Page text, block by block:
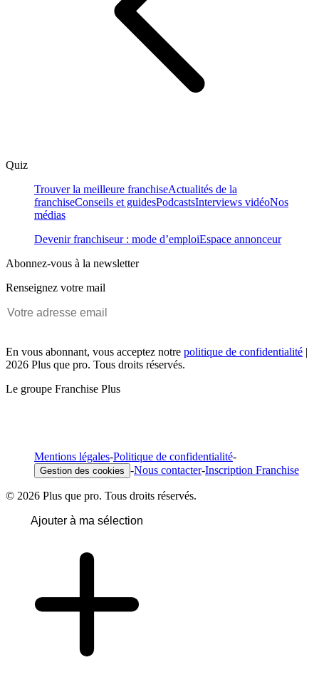
Quiz
Trouver la meilleure franchiseActualités de la
franchiseConseils et guidesPodcastsInterviews vidéoNos
médias
Devenir franchiseur : mode d’emploiEspace annonceur
Abonnez-vous à la newsletter
Renseignez votre mail
En vous abonnant, vous acceptez notre politique de confidentialité |
2026 Plus que pro. Tous droits réservés.
Le groupe Franchise Plus
Mentions légales-Politique de confidentialité-
Gestion des cookies -Nous contacter-Inscription Franchise
© 2026 Plus que pro. Tous droits réservés.
Ajouter à ma sélection